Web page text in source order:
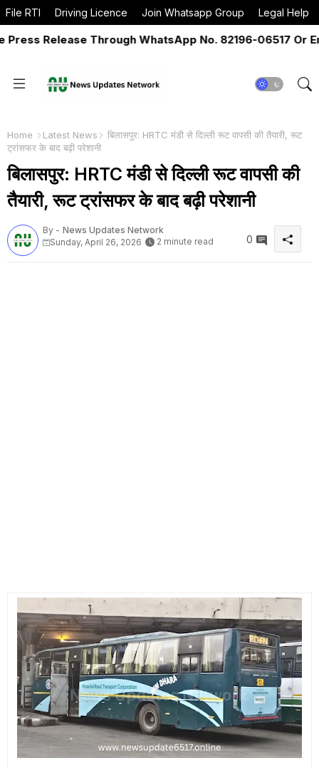
File RTI Driving Licence Join Whatsapp Group Legal Help
Release Through WhatsApp No. 82196-06517 Or Email
Home Latest News
बिलासपुर: HRTC मंडी से दिल्ली रूट वापसी की तैयारी, रूट
ट्रांसफर के बाद बढ़ी परेशानी
बिलासपुर: HRTC मंडी से दिल्ली रूट वापसी की
तैयारी, रूट ट्रांसफर के बाद बढ़ी परेशानी
By - News Updates Network
Sunday, April 26, 2026
2 minute read 0